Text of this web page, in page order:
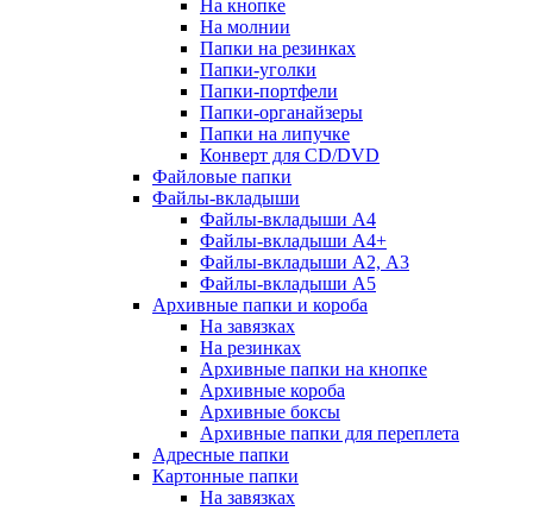
На кнопке
На молнии
Папки на резинках
Папки-уголки
Папки-портфели
Папки-органайзеры
Папки на липучке
Конверт для CD/DVD
Файловые папки
Файлы-вкладыши
Файлы-вкладыши А4
Файлы-вкладыши А4+
Файлы-вкладыши А2, А3
Файлы-вкладыши А5
Архивные папки и короба
На завязках
На резинках
Архивные папки на кнопке
Архивные короба
Архивные боксы
Архивные папки для переплета
Адресные папки
Картонные папки
На завязках